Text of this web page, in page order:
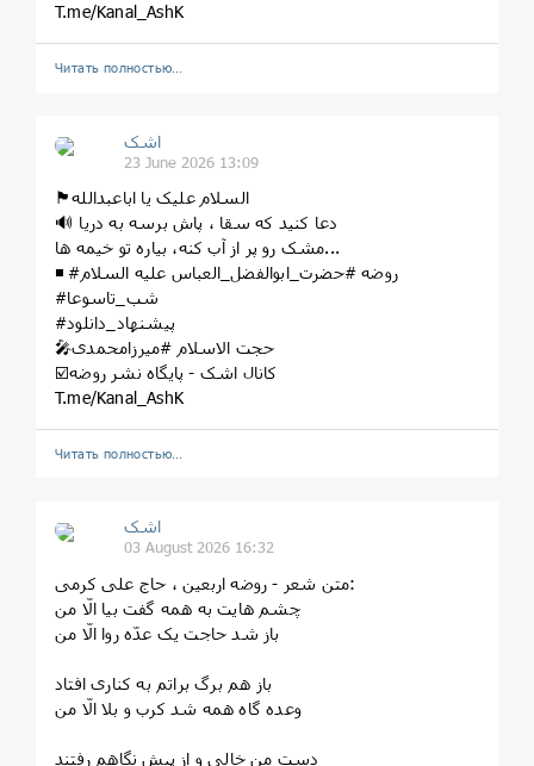
T.me/Kanal_AshK
Читать полностью…
اشک
23 June 2026 13:09
🏴السلام علیک یا اباعبدالله
🔊 دعا کنید که سقا ، پاش برسه به دریا
مشک رو پر از آب کنه، بیاره تو خیمه ها...
◾️ #روضه #حضرت_ابوالفضل_العباس علیه السلام
#شب_تاسوعا
#پیشنهاد_دانلود
🎤حجت الاسلام #میرزامحمدی
☑️کانال اشک - پایگاه نشر روضه
T.me/Kanal_AshK
Читать полностью…
اشک
03 August 2026 16:32
متن شعر - روضه اربعین ، حاج علی کرمی:
چشم‌ هایت به همه گفت بیا الّا من
باز شد حاجت یک عدّه روا الّا من
باز هم برگ ‌براتم به کناری افتاد
وعده گاه همه شد کرب و بلا الّا من
دستِ من خالی و از پیش نگاهم رفتند